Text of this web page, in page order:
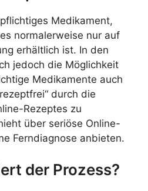
Medikament,
normalerweise nur auf
erhältlich ist. In den
jedoch die Möglichkeit
Medikamente auch
durch die
Rezeptes zu
über seriöse Online-
Ferndiagnose anbieten.
der Prozess?